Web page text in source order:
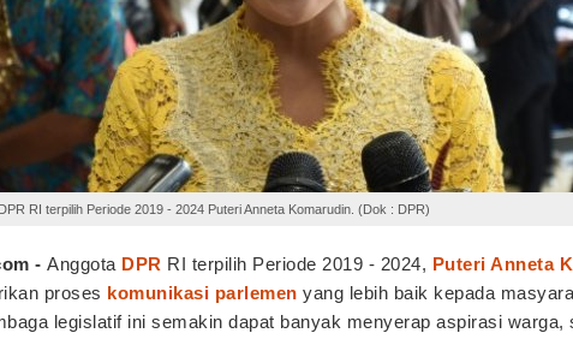
RI terpilih Periode 2019 - 2024 Puteri Anneta Komarudin. (Dok : DPR)
- Anggota DPR RI terpilih Periode 2019 - 2024, Puteri Anneta
proses komunikasi parlemen yang lebih baik kepada
legislatif ini semakin dapat banyak menyerap aspirasi warga,